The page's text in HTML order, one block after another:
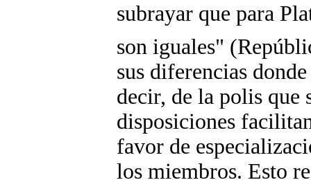
subrayar que para
son iguales"
sus diferencias
decir, de la polis que
disposiciones
favor de
los miembros. Esto